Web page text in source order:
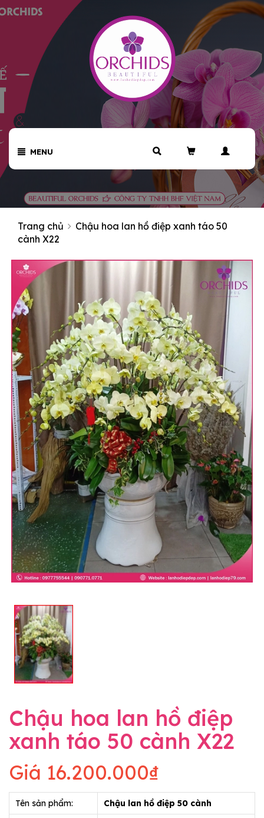
MENU
Trang chủ
Chậu hoa lan hồ điệp xanh táo 50
cành X22
Chậu hoa lan hồ điệp
xanh táo 50 cành X22
Giá 16.200.000₫
Tên sản phẩm: Chậu lan hồ điệp 50 cành